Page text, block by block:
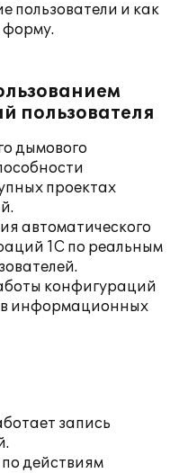
пользователи и как
форму.
пользователя
дымового
проектах
автоматического
1С по реальным
конфигураций
в информационных
запись
действиям